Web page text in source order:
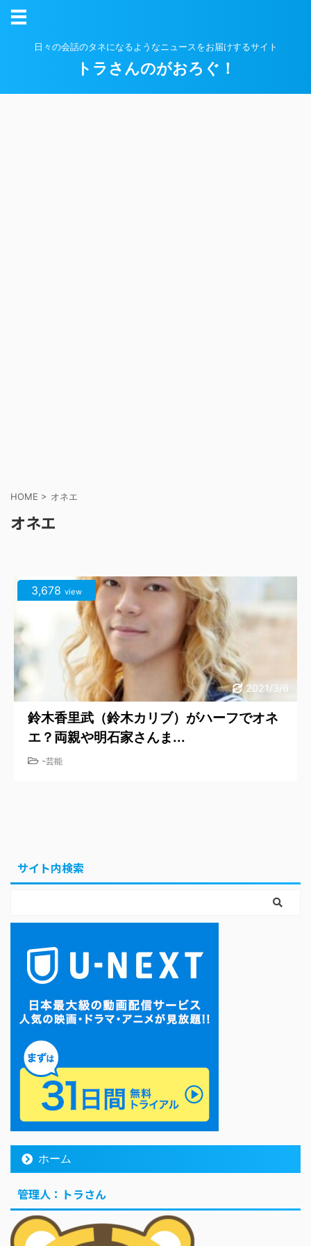
日々の会話のタネになるようなニュースをお届けするサイト
トラさんのがおろぐ！
HOME > オネエ
オネエ
2021/3/6
3,678 view
鈴木香里武（鈴木カリブ）がハーフでオネ
エ？両親や明石家さんま...
-芸能
サイト内検索
ホーム
管理人：トラさん